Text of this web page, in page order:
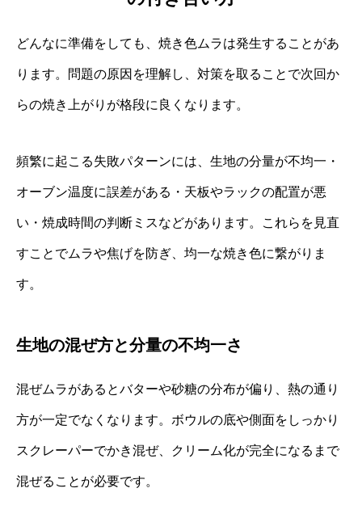
どんなに準備をしても、焼き色ムラは発生することがあ
ります。問題の原因を理解し、対策を取ることで次回か
らの焼き上がりが格段に良くなります。
頻繁に起こる失敗パターンには、生地の分量が不均一・
オーブン温度に誤差がある・天板やラックの配置が悪
い・焼成時間の判断ミスなどがあります。これらを見直
すことでムラや焦げを防ぎ、均一な焼き色に繋がりま
す。
生地の混ぜ方と分量の不均一さ
混ぜムラがあるとバターや砂糖の分布が偏り、熱の通り
方が一定でなくなります。ボウルの底や側面をしっかり
スクレーパーでかき混ぜ、クリーム化が完全になるまで
混ぜることが必要です。